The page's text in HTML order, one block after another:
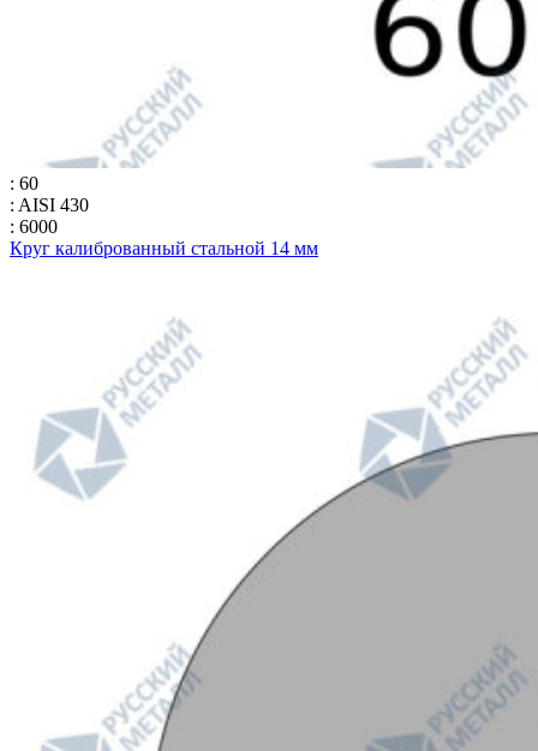
: 60
: AISI 430
: 6000
Круг калиброванный стальной 14 мм